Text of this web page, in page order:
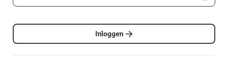
Inloggen